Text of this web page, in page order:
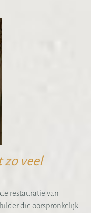
zo veel
restauratie van
die oorspronkelijk